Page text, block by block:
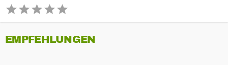
EMPFEHLUNGEN